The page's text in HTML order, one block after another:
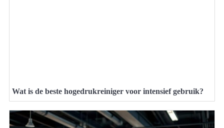
Wat is de beste hogedrukreiniger voor intensief gebruik?